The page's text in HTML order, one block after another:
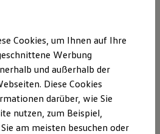
und Pannenhilfe
& Apps
App
für Ihren ID. Buzz
für Ihren Transporter/Caravelle
für Ihren Amarok
für andere Modelle
Data
Software Updates
(VSBG)
an einem
vor einer
weder bereit noch dazu
Cookies, um Ihnen auf Ihre
Werbung
und außerhalb der
Diese Cookies
darüber, wie Sie
nutzen, zum Beispiel,
am meisten besuchen oder